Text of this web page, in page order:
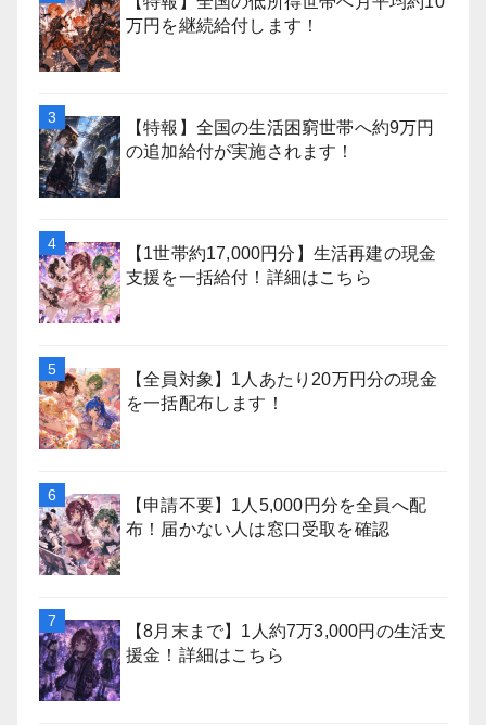
万円を継続給付します！
【特報】全国の生活困窮世帯へ約9万円
の追加給付が実施されます！
【1世帯約17,000円分】生活再建の現金
支援を一括給付！詳細はこちら
【全員対象】1人あたり20万円分の現金
を一括配布します！
【申請不要】1人5,000円分を全員へ配
布！届かない人は窓口受取を確認
【8月末まで】1人約7万3,000円の生活支
援金！詳細はこちら